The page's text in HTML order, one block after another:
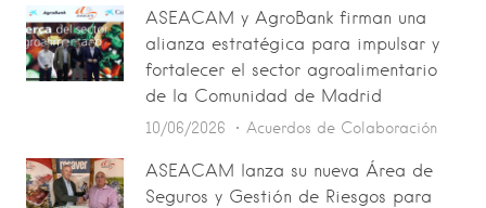
ASEACAM y AgroBank firman una
alianza estratégica para impulsar y
fortalecer el sector agroalimentario
de la Comunidad de Madrid
10/06/2026 Acuerdos de Colaboración
ASEACAM lanza su nueva Área de
Seguros y Gestión de Riesgos para